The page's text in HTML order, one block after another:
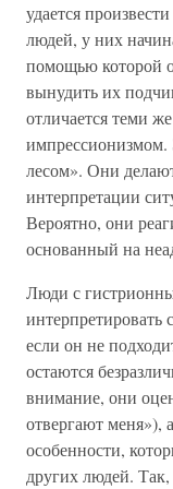
удается
людей, у них
помощью которой
вынудить их
отличается теми
импрессионизмом.
лесом». Они
интерпретации
Вероятно, они
основанный на
Люди с
если он не
остаются
внимание, они
отвергают меня»),
особенности,
других людей.